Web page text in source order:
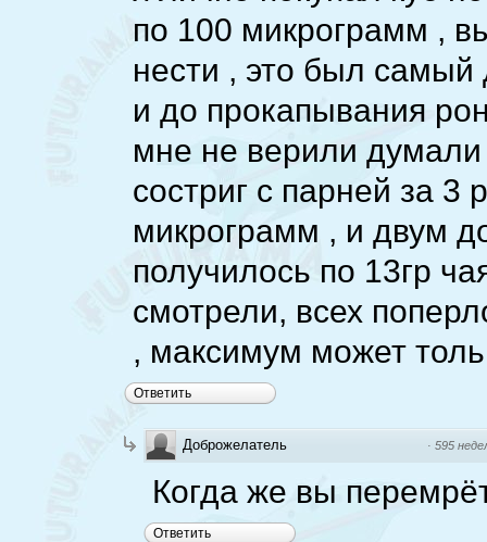
по 100 микрограмм ,
нести , это был
и до прокапывания
мне не верили думали
состриг с парней за 3
микрограмм , и двум
получилось по 13гр
смотрели, всех
, максимум может
Ответить
Доброжелатель · 595
Когда же вы
Ответить